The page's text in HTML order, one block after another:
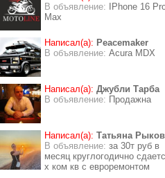
В объявление:
IPhone 16
Max
Написал(а): Peacemaker
В объявление: Acura MDX
Написал(а): Джубли Тарба
В объявление: Продажна
Написал(а): Татьяна
В объявление: за 30т руб в
месяц круглогодично
х ком кв с евроремонтом